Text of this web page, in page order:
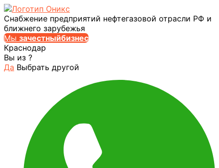
Снабжение предприятий нефтегазовой отрасли РФ и
ближнего зарубежья
Мы зачестныйбизнес
Краснодар
Вы из ?
Да Выбрать другой